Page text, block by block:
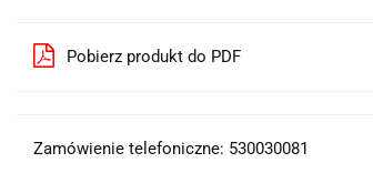
Pobierz produkt do PDF
Zamówienie telefoniczne: 530030081